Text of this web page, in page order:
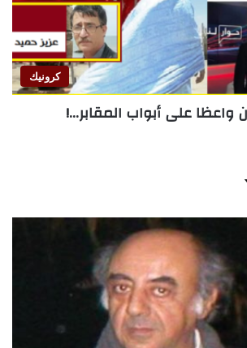
كرونيك
على أبواب المقابر…!